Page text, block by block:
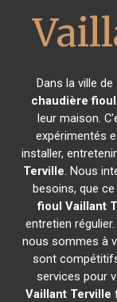
Dans la ville de
chaudière
leur maison.
expérimentés
installer,
Terville. Nous
besoins, que
fioul Vaillant
entretien
nous sommes à
sont
services pour
Vaillant Terville